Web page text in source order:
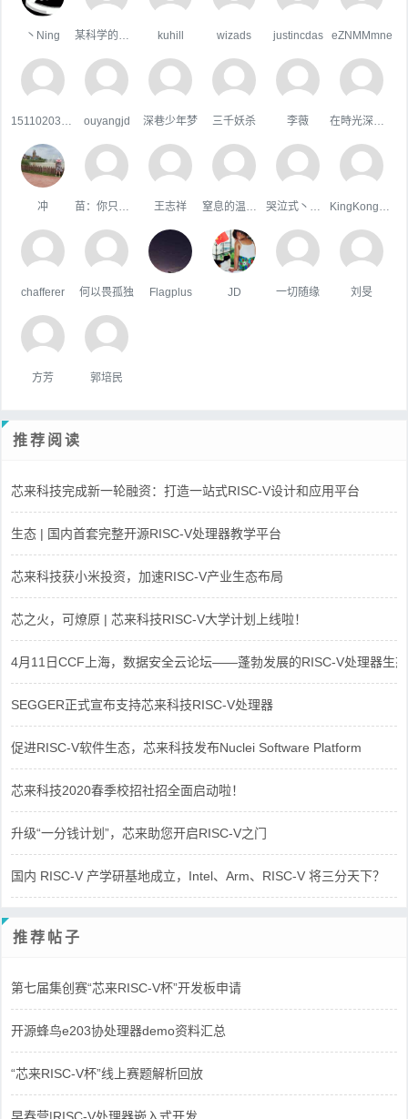
丶Ning kuhill wizads justincdas eZNMMmne
ouyangjd 深巷少年梦 三千妖杀 李薇
冲 王志祥
chafferer 何以畏孤独 Flagplus JD 一切随缘 刘旻
方芳 郭培民
推荐阅读
芯来科技完成新一轮融资：打造一站式RISC-V设计和应用平台
生态 | 国内首套完整开源RISC-V处理器教学平台
芯来科技获小米投资，加速RISC-V产业生态布局
芯之火，可燎原 | 芯来科技RISC-V大学计划上线啦！
4月11日CCF上海，数据安全云论坛——蓬勃发展的RISC-V处理器生态
SEGGER正式宣布支持芯来科技RISC-V处理器
促进RISC-V软件生态，芯来科技发布Nuclei Software Platform
芯来科技2020春季校招社招全面启动啦！
升级“一分钱计划”，芯来助您开启RISC-V之门
国内 RISC-V 产学研基地成立，Intel、Arm、RISC-V 将三分天下？
推荐帖子
第七届集创赛“芯来RISC-V杯”开发板申请
开源蜂鸟e203协处理器demo资料汇总
“芯来RISC-V杯”线上赛题解析回放
早春营|RISC-V处理器嵌入式开发